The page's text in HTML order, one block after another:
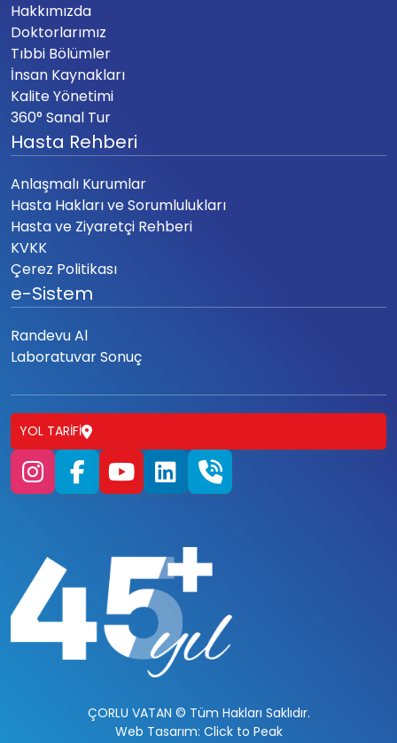
Hakkımızda
Doktorlarımız
Tıbbi Bölümler
İnsan Kaynakları
Kalite Yönetimi
360° Sanal Tur
Hasta Rehberi
Anlaşmalı Kurumlar
Hasta Hakları ve Sorumlulukları
Hasta ve Ziyaretçi Rehberi
KVKK
Çerez Politikası
e-Sistem
Randevu Al
Laboratuvar Sonuç
YOL TARIFI
ÇORLU VATAN © Tüm Hakları Saklıdır.
Web Tasarım: Click to Peak